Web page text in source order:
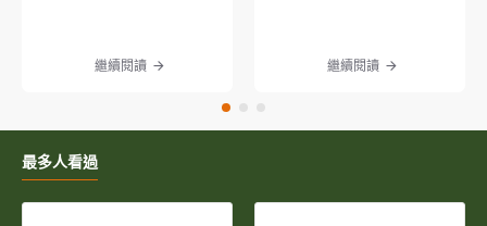
繼續閱讀 繼續閱讀
最多人看過